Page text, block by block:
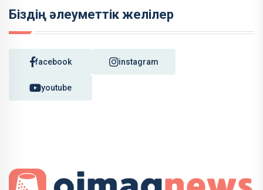
Біздің әлеуметтік желілер
facebook instagram
youtube